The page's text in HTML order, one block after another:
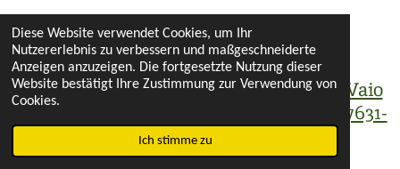
Diese Website verwendet Cookies, um Ihr
Nutzererlebnis zu verbessern und maßgeschneiderte
Anzeigen anzuzeigen. Die fortgesetzte Nutzung dieser
Website bestätigt Ihre Zustimmung zur Verwendung von
Cookies.
Ich stimme zu
In den Warenkorb
Tastatur für Sony Vaio
PCG-8P1M / N860-7631-
T003